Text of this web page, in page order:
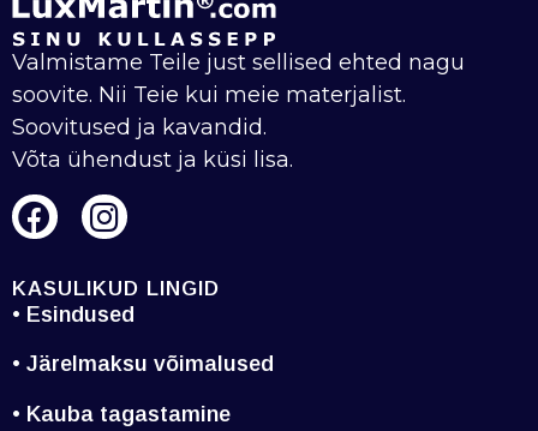
Valmistame Teile just sellised ehted nagu
soovite. Nii Teie kui meie materjalist.
Soovitused ja kavandid.
Võta ühendust ja küsi lisa.
KASULIKUD LINGID
• Esindused
• Järelmaksu võimalused
• Kauba tagastamine